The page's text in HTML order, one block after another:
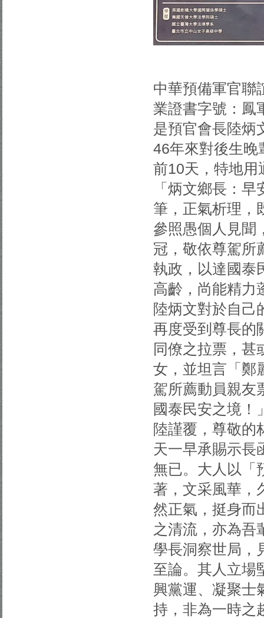
中華預備軍官聯
業證書字號：鳳
是預官會長陸炳
46年來對後生晚
前10天，特地
「炳文鄉長：
筆，正氣析理，
參照愚個人見聞
冠，敬依尊駕所
執政，以達國泰
高齡，尚能精力
陸炳文對於自己
再度受到尊長的
同僚之拉票，甚
女，並坦言「鄭
駕所薦動員親友
國泰民安之境！
陸謹覆，尊敬的
天一早承賜示長
無已。大人以「
著，文采風華，
然正氣，挺身而
之清流，亦為吾
學長洞察世局，
至論。其人立場
興黨運、凝聚士
持，非為一時之